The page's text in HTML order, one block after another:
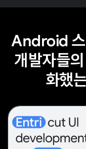
Android
개발자들
화했